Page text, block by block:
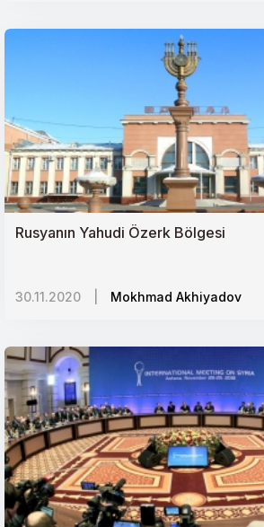
Rusyanın Yahudi Özerk Bölgesi
30.11.2020 Mokhmad Akhiyadov